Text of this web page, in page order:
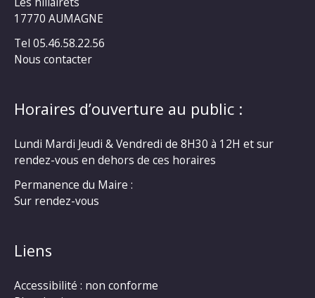
17770 AUMAGNE
Tel 05.46.58.22.56
Nous contacter
Horaires d’ouverture au public :
Lundi Mardi Jeudi & Vendredi de 8H30 à 12H et sur
rendez-vous en dehors de ces horaires
Permanence du Maire :
Sur rendez-vous
Liens
Accessibilité : non conforme